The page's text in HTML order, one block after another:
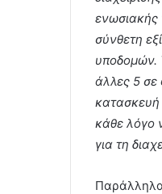
ενωσιακής
σύνθετη
υποδομών.
άλλες 5 σε
κατασκευή
κάθε λόγο
για τη